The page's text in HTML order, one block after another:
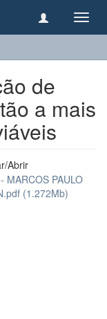
de
a mais
Abrir
MARCOS PAULO
(1.272Mb)